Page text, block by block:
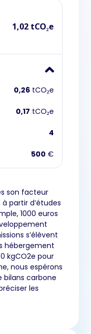
1,02 tCO₂e
0,26 tCO₂e
0,17 tCO₂e
4
500 €
son facteur
à partir d’études
1000 euros
s’élèvent
hébergement
kgCO2e pour
nous espérons
bilans carbone
les